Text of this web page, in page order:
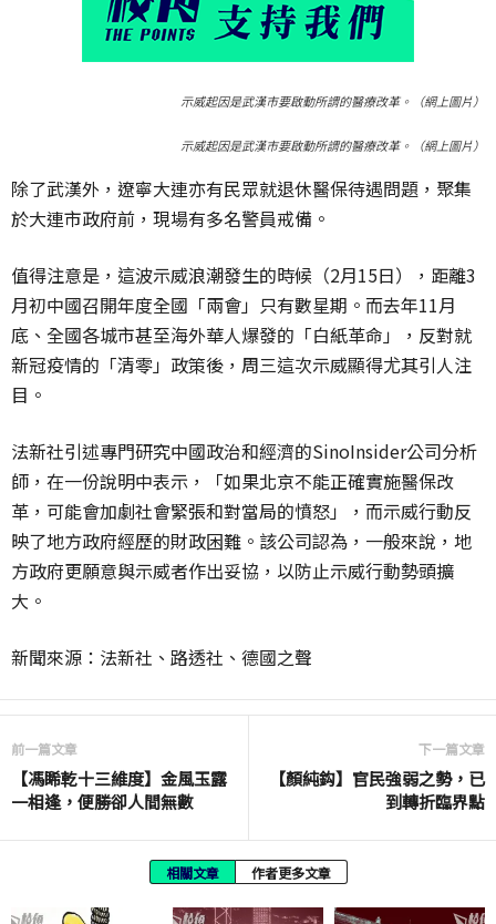
示威起因是武漢市要啟動所謂的醫療改革。（網上圖片）
示威起因是武漢市要啟動所謂的醫療改革。（網上圖片）
除了武漢外，遼寧大連亦有民眾就退休醫保待遇問題，聚集
於大連市政府前，現場有多名警員戒備。
值得注意是，這波示威浪潮發生的時候（2月15日），距離3
月初中國召開年度全國「兩會」只有數星期。而去年11月
底、全國各城市甚至海外華人爆發的「白紙革命」，反對就
新冠疫情的「清零」政策後，周三這次示威顯得尤其引人注
目。
法新社引述專門研究中國政治和經濟的SinoInsider公司分析
師，在一份說明中表示，「如果北京不能正確實施醫保改
革，可能會加劇社會緊張和對當局的憤怒」，而示威行動反
映了地方政府經歷的財政困難。該公司認為，一般來說，地
方政府更願意與示威者作出妥協，以防止示威行動勢頭擴
大。
新聞來源：法新社、路透社、德國之聲
前一篇文章
【馮睎乾十三維度】金風玉露
一相逢，便勝卻人間無數
下一篇文章
【顏純鈎】官民強弱之勢，已
到轉折臨界點
相關文章 作者更多文章